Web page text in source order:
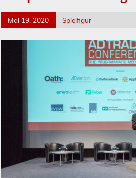
Mai 19, 2020 Spielfigur